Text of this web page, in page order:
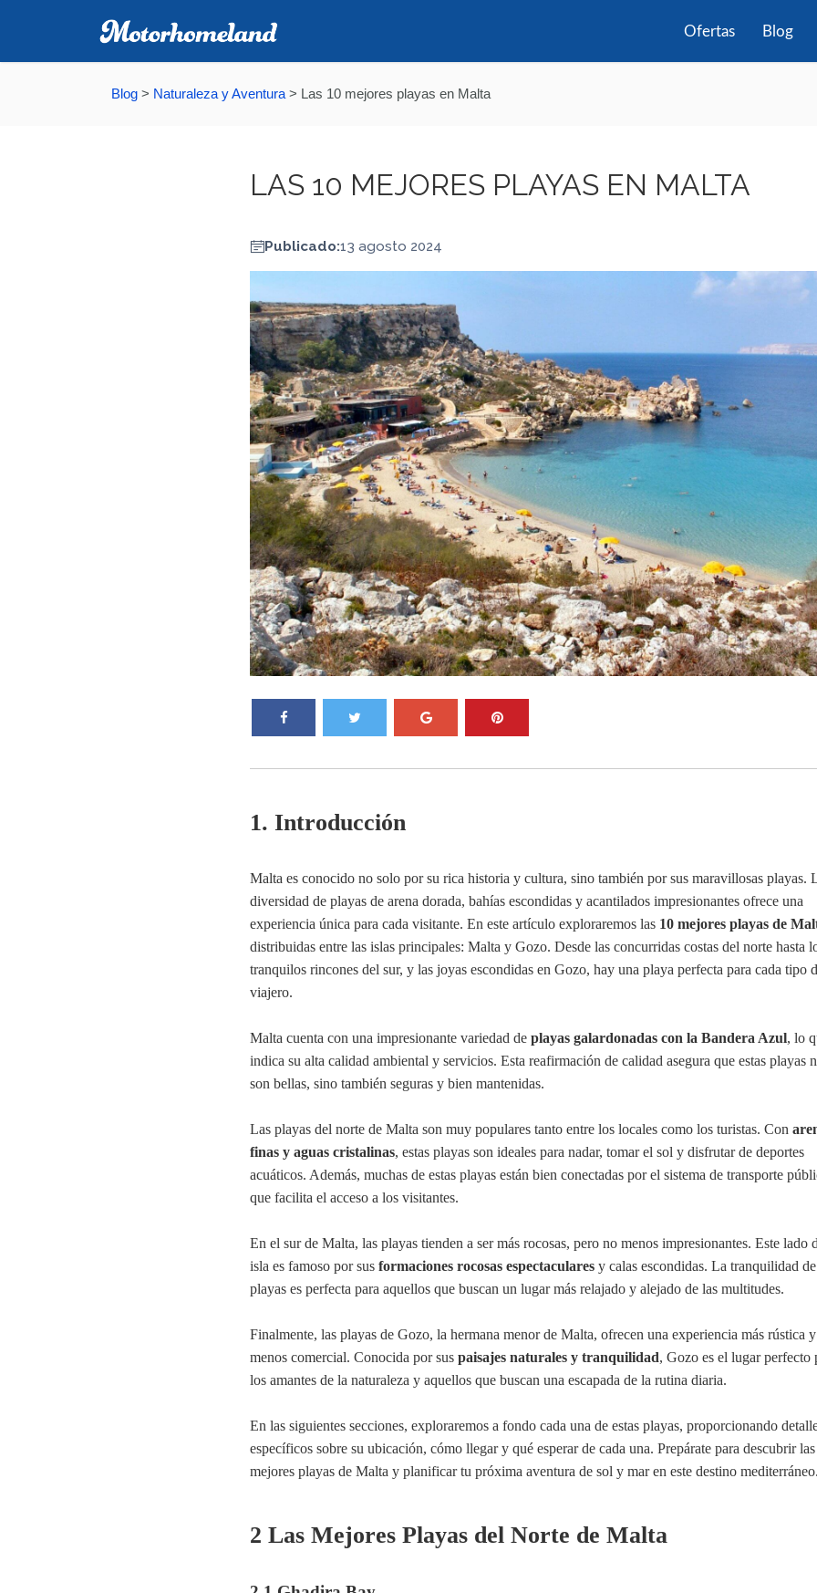
Ofertas Blog
Blog > Naturaleza y Aventura > Las 10 mejores playas en Malta
LAS 10 MEJORES PLAYAS EN MALTA
Publicado:13 agosto 2024
1. Introducción
Malta es conocido no solo por su rica historia y cultura, sino también por sus maravillosas playas.
diversidad de playas de arena dorada, bahías escondidas y acantilados impresionantes ofrece una
experiencia única para cada visitante. En este artículo exploraremos las 10 mejores playas de
distribuidas entre las islas principales: Malta y Gozo. Desde las concurridas costas del norte hasta
tranquilos rincones del sur, y las joyas escondidas en Gozo, hay una playa perfecta para cada tipo
viajero.
Malta cuenta con una impresionante variedad de playas galardonadas con la Bandera Azul, lo
indica su alta calidad ambiental y servicios. Esta reafirmación de calidad asegura que estas playas
son bellas, sino también seguras y bien mantenidas.
Las playas del norte de Malta son muy populares tanto entre los locales como los turistas. Con
finas y aguas cristalinas, estas playas son ideales para nadar, tomar el sol y disfrutar de deportes
acuáticos. Además, muchas de estas playas están bien conectadas por el sistema de transporte
que facilita el acceso a los visitantes.
En el sur de Malta, las playas tienden a ser más rocosas, pero no menos impresionantes. Este lado
isla es famoso por sus formaciones rocosas espectaculares y calas escondidas. La tranquilidad de
playas es perfecta para aquellos que buscan un lugar más relajado y alejado de las multitudes.
Finalmente, las playas de Gozo, la hermana menor de Malta, ofrecen una experiencia más rústica y
menos comercial. Conocida por sus paisajes naturales y tranquilidad, Gozo es el lugar perfecto
los amantes de la naturaleza y aquellos que buscan una escapada de la rutina diaria.
En las siguientes secciones, exploraremos a fondo cada una de estas playas, proporcionando
específicos sobre su ubicación, cómo llegar y qué esperar de cada una. Prepárate para descubrir las
mejores playas de Malta y planificar tu próxima aventura de sol y mar en este destino mediterráneo.
2 Las Mejores Playas del Norte de Malta